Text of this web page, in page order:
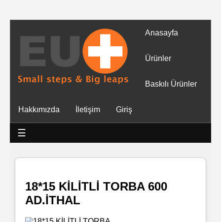
Anasayfa
Ürünler
Baskılı Ürünler
Hakkımızda İletişim Giriş
☰
Tüm
Ürünler
Mendiller
Baskılı
Islak
Rulo
Mendil
18*15 KİLİTLİ TORBA 600
AD.İTHAL